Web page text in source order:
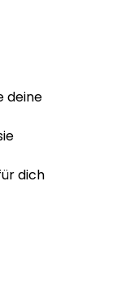
deine
dich